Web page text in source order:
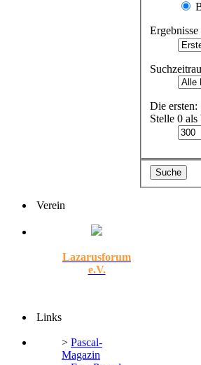
Die ersten:
Stelle 0
Verein
Lazarusforum
e.V.
Links
> Pascal-
Magazin